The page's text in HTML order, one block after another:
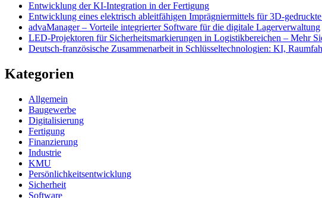
Entwicklung der KI-Integration in der Fertigung
Entwicklung eines elektrisch ableitfähigen Imprägniermittels für 3D-
advaManager – Vorteile integrierter Software für die digitale Lagerverwaltung
LED-Projektoren für Sicherheitsmarkierungen in Logistikbereichen – Mehr
Deutsch-französische Zusammenarbeit in Schlüsseltechnologien: KI,
Kategorien
Allgemein
Baugewerbe
Digitalisierung
Fertigung
Finanzierung
Industrie
KMU
Persönlichkeitsentwicklung
Sicherheit
Software